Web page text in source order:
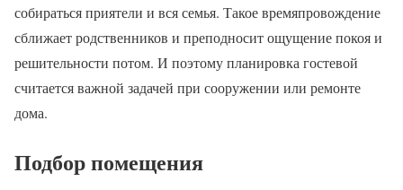
собираться приятели и вся семья. Такое времяпровождение
сближает родственников и преподносит ощущение покоя и
решительности потом. И поэтому планировка гостевой
считается важной задачей при сооружении или ремонте
дома.
Подбор помещения